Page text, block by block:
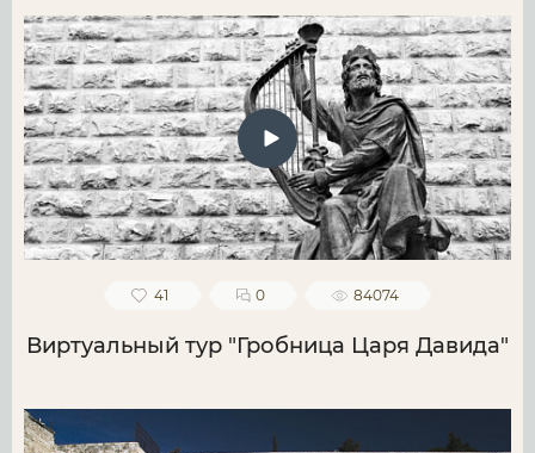
41 0 84074
Виртуальный тур "Гробница Царя Давида"